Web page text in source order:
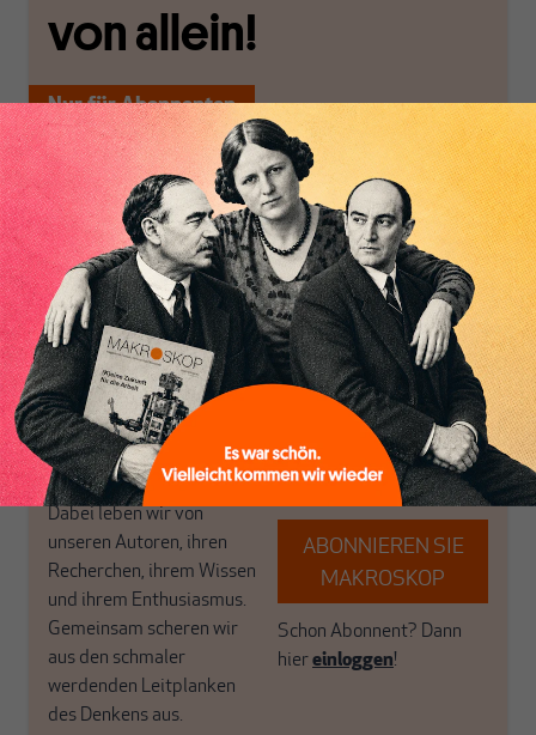
Inhaltsverzeichnis
von allein!
Nur für Abonnenten
MAKROSKOP analysiert
wirtschaftspolitische
Themen aus einer
postkeynesianischen
Perspektive und ist damit
in Deutschland einzigartig.
MAKROSKOP steht für
das große Ganze. Wir
haben einen Blick auf
Geld, Wirtschaft und
Politik, den Sie so
woanders nicht finden.
Dabei leben wir von
unseren Autoren, ihren
Recherchen, ihrem Wissen
und ihrem Enthusiasmus.
Gemeinsam scheren wir
aus den schmaler
werdenden Leitplanken
des Denkens aus.
Wir verlassen die
journalistische Filterblase,
in der sich viele
eingerichtet haben. Wir
öffnen Fenster und
bringen frische Luft in die
engen und verstaubten
Debattenräume.
Brauchen Sie auch frische
Luft? Dann folgen Sie
einfach dem Button.
ABONNIEREN SIE
MAKROSKOP
Schon Abonnent? Dann
hiereinloggen!